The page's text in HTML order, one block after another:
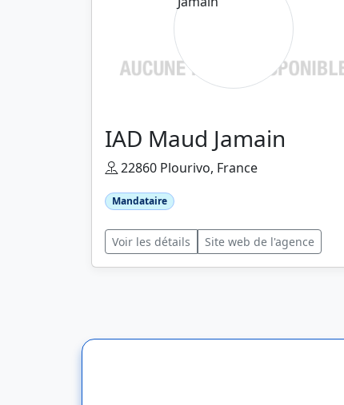
IAD Maud Jamain
22860 Plourivo, France
Mandataire
Voir les détails Site web de l'agence